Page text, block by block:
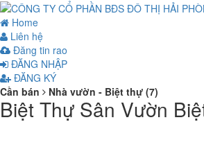
Home
Liên hệ
Đăng tin rao
ĐĂNG NHẬP
ĐĂNG KÝ
Cần bán
Nhà vườn - Biệt thự (7)
Biệt Thự Sân Vườn